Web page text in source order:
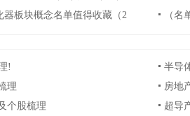
板块概念名单值得收藏（2
（
!
半导
理
房地
个股梳理
超导